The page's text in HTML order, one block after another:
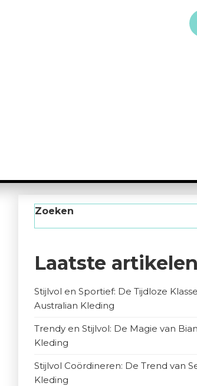
Zoeken
Laatste artikelen
Stijlvol en Sportief: De Tijdloze
Australian Kleding
Trendy en Stijlvol: De Magie van
Kleding
Stijlvol Coördineren: De Trend van
Kleding